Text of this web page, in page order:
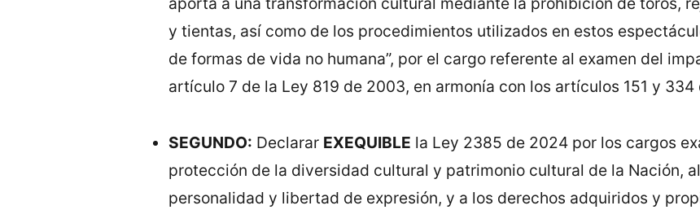
y tientas, así como de los procedimientos utilizados en estos
de formas de vida no humana”, por el cargo referente al examen del
artículo 7 de la Ley 819 de 2003, en armonía con los artículos 151 y
SEGUNDO: Declarar EXEQUIBLE la Ley 2385 de 2024 por los cargos
protección de la diversidad cultural y patrimonio cultural de la Nación,
personalidad y libertad de expresión, y a los derechos adquiridos y